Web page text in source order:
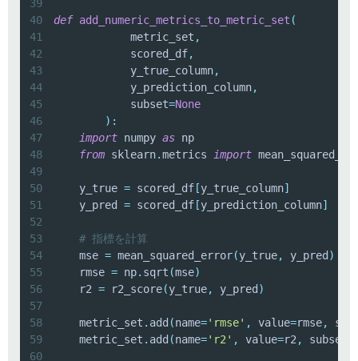
39
40
def add_numeric_metrics_to_metric_set (
41
            metric_set
,
42
            scored_df
,
43
            y_true_column
,
44
            y_prediction_column
,
45
            subset
=None
46
) :
47
import numpy as
48
from sklearn.metrics import
49
50
    y_true
= scored_df [y_true_column]
51
    y_pred
= scored_df [y_prediction_column]
52
53
# 指標を計算
54
    mse
= mean_squared_error(y_true, y_pred )
55
    rmse
= np. sqrt (mse)
56
    r2
= r2_score(y_true, y_pred )
57
58
    metric_set
. add (name='rmse' , value=rmse,
59
    metric_set
. add (name='r2' , value=r2 , subset
60